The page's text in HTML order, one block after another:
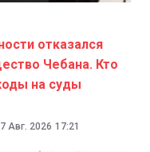
отказался
Чебана. Кто
на суды
Авг. 2026 17:21